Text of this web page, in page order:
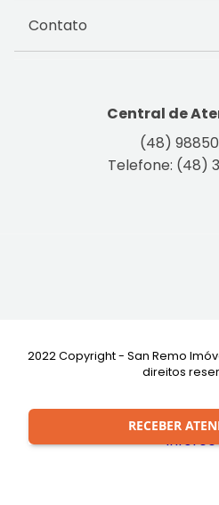
RECEBER
Contato
Central de
(48)
Telefone: (48)
2022 Copyright - San Remo
direitos